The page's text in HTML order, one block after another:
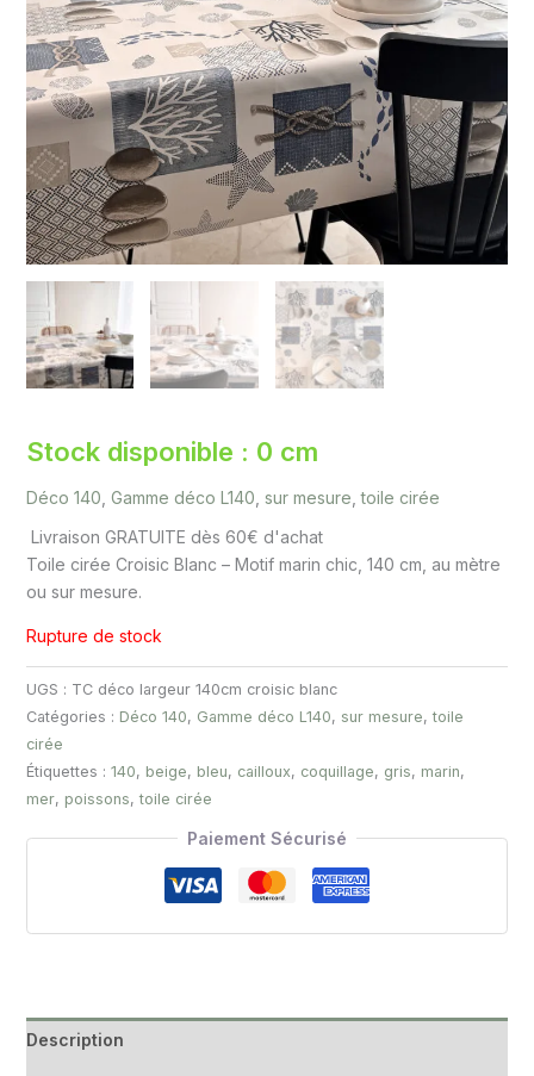
Stock disponible : 0 cm
Déco 140 Gamme déco L140 sur mesure ,toile cirée
Livraison GRATUITE dès 60€ d'achat
Toile cirée Croisic Blanc – Motif marin chic, 140 cm, au mètre
ou sur mesure.
Rupture de stock
UGS : TC déco largeur 140cm croisic blanc
Catégories : Déco 140, Gamme déco L140, sur mesure,toile
cirée
Étiquettes : 140, beige, bleu, cailloux, coquillage, gris, marin,
mer, poissons,toile cirée
Paiement Sécurisé
Description